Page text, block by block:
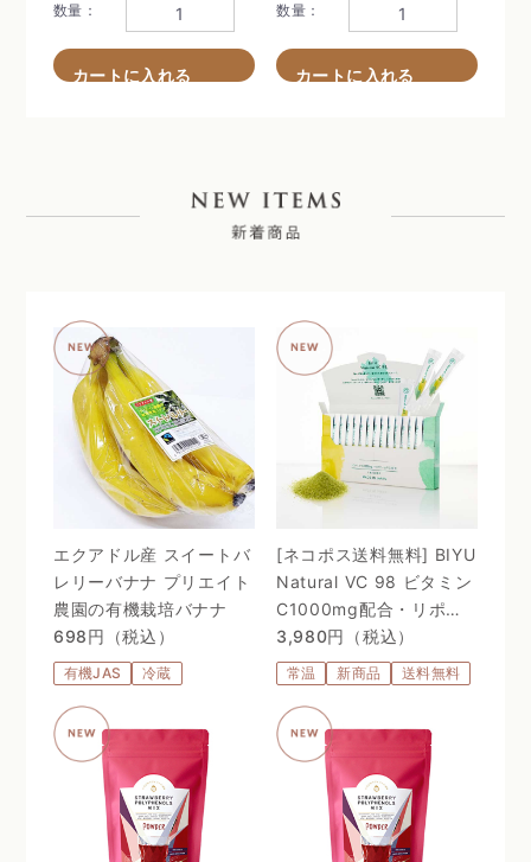
数量： 数量：
エクアドル産 スイートバ
レリーバナナ プリエイト
農園の有機栽培バナナ
698円（税込）
有機JAS 冷蔵
[ネコポス送料無料] BIYU
Natural VC 98 ビタミン
C1000mg配合・リポゾ
ームＶＣ配合〜 24時間、
体温を感じるビタミン
C。98%植物由来のリポ
ソーム処方 〜
3,980円（税込）
常温 新商品 送料無料